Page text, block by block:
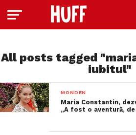
All posts tagged
iubitul"
MONDEN
Maria Constantin,
„A fost o aventură,